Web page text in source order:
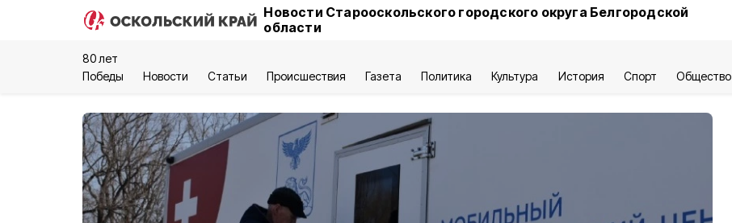
Новости Старооскольского городского округа Белгородской
области
80 лет
Победы
Новости Статьи Происшествия Газета Политика Культура История Спорт Общество